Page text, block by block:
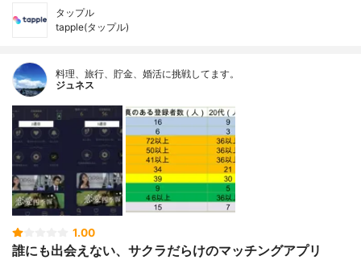
タップル
tapple(タップル)
料理、旅行、貯金、婚活に挑戦してます。
ジュネス
1.00
誰にも出会えない、サクラだらけのマッチングアプリ